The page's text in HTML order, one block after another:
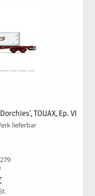
TOUAX, Ep. VI
lieferbar